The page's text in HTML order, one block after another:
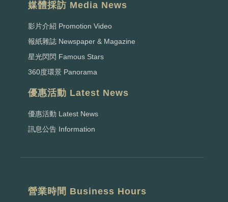
媒體採訪 Media News
影片介紹 Promotion Video
報紙雜誌 Newspaper & Magazine
星光閃閃 Famous Stars
360度環景 Panorama
優惠活動 Latest News
優惠活動 Latest News
訊息公告 Information
營業時間 Business Hours